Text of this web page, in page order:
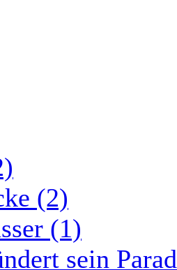
(2)
(1)
sein